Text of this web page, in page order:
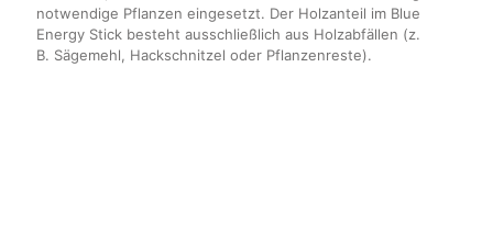
notwendige Pflanzen eingesetzt. Der Holzanteil im Blue
Energy Stick besteht ausschließlich aus Holzabfällen (z.
B. Sägemehl, Hackschnitzel oder Pflanzenreste).